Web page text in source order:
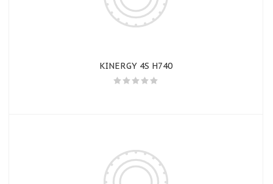
KINERGY 4S H740